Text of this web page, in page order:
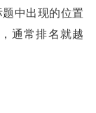
中出现的位置
通常排名就越